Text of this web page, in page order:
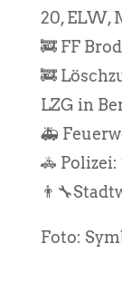
20, ELW,
🚒 FF
🚒
LZG in
🚑
🚓
Foto: